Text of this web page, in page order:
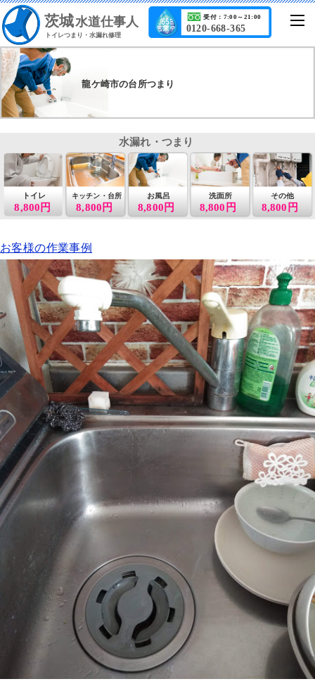
茨城水道仕事人
トイレつまり・水漏れ修理
0120-668-365
受付：7:00～21:00
龍ケ崎市の台所つまり
8,800円
トイレ
8,800円
キッチン・台所 お風呂
8,800円
洗面所
8,800円
その他
8,800円
水漏れ・つまり
お客様の作業事例